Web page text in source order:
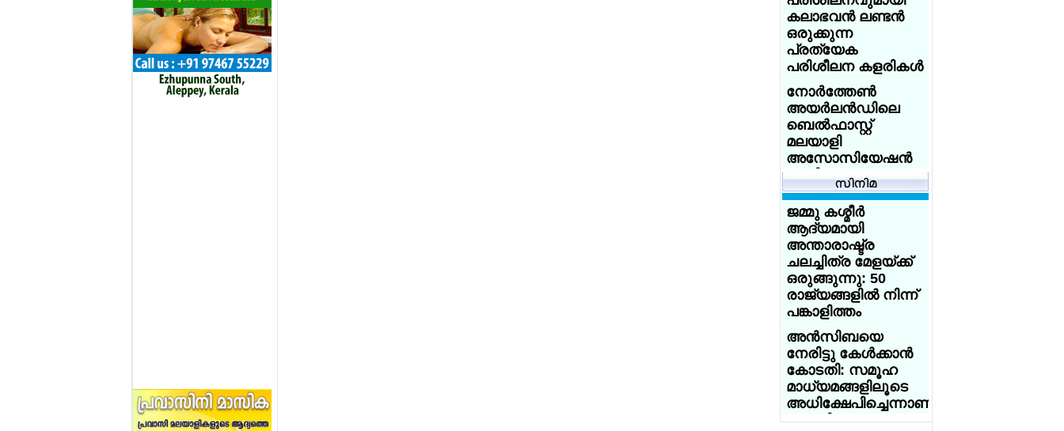
അയര്‍ലന്‍ഡിനായി
ചെസില്‍ തിളങ്ങി
മലയാളി
സഹോദരങ്ങള്‍;
എയ്ഡന് കിരീടം,
എയ്ഞ്ചലിന് രണ്ടാം
സ്ഥാനം
നാളെ (31/ വെള്ളി)
അവധി
കോക്ക്‌റോച്ച് ജനതാ
പാര്‍ട്ടി' നേതാവ്
അഭിജിത്തിന്
വിവാഹ
ആലോചനകളുടെ
പ്രളയം
ചെറുപ്പക്കാരിലേക്ക്
ഇറങ്ങിച്ചെല്ലാന്‍
കേന്ദ്രത്തിലെ
ബിജെപി മന്ത്രിമാര്‍
ഇന്‍സ്റ്റഗ്രാമിലൂടെ
ഡിജിറ്റല്‍ പ്രചരണം
ശക്തമാക്കി
ടൂറിസ്റ്റ് കേന്ദ്രമായ
വാഗമണിലെ 70
ഏക്കര്‍
പുല്‍മേടുകള്‍
അനധികൃതമായി
കയ്യേറിയതായി
റിപ്പോര്‍ട്ട്
ഗ്ലാസ്ഗോയില്‍
കലാഭവന്‍ ലണ്ടന്‍
ഒരുക്കുന്ന
പ്രത്യേക
പരിശീലന കളരികള്‍
നോര്‍ത്തേണ്‍
അയര്‍ലന്‍ഡിലെ
ബെല്‍ഫാസ്റ്റ്
മലയാളി
അസോസിയേഷന്‍
എക്സിക്യൂട്ടീവ്
കമ്മിറ്റിയെ
തിരഞ്ഞെടുത്തു.
യുക്മ റീജിയണല്‍
കായികമേളകള്‍ക്ക്
പരിസമാപ്തി; ദേശീയ
കായിക മാമാങ്കം
ജൂണ്‍ 20 ന്
ബര്‍മിംഗ്ഹാമില്‍
യുക്മ - ഡോ
സൈമണ്‍സ്
അക്കാദമി നോര്‍ത്ത്
വെസ്റ്റ്
കായികമേളക്ക്
ജമ്മു കശ്മീര്‍
ആദ്യമായി
അന്താരാഷ്ട്ര
ചലച്ചിത്ര മേളയ്ക്ക്
ഒരുങ്ങുന്നു: 50
രാജ്യങ്ങളില്‍ നിന്ന്
പങ്കാളിത്തം
അന്‍സിബയെ
നേരിട്ടു കേള്‍ക്കാന്‍
കോടതി: സമൂഹ
മാധ്യമങ്ങളിലൂടെ
അധിക്ഷേപിച്ചെന്നാണു
പരാതി